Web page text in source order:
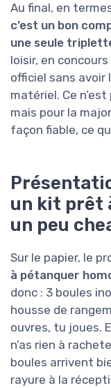
Au final, en
c’est un bon
une seule
loisir, en
officiel sans avoir
matériel. Ce
mais pour la
façon fiable, ce
un kit prêt
un peu
Sur le papier, le
à pétanquer
donc : 3 boules
housse de
ouvres, tu joues.
n’as rien à
boules arrivent
rayure à la